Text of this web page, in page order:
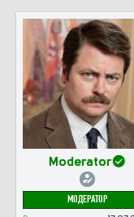
а
ч
а
а
Moderator
МОДЕРАТОР